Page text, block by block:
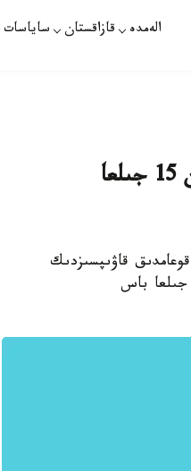
الەمدە قازاقستان ساياسات
قىتايدا ءمينيستردىڭ بۇرىنعى ورىنباسارى پارا العانى ءۇشىن 15 جىلعا
قاۋىپسىزدىك
ءمينيسترىنىڭ بۇرىنعى ورىنباسارى لي دۋنشەندى مۇلكىن تاركىلەي وتىرىپ، 15 جىلعا باس